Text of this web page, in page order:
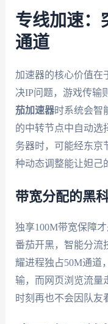
专线加速：
通道
加速器的核心价值在
决IP问题，游戏传输
茄加速器时系统会智
的中转节点中自动选
务器时，可能经东京
种动态调整能让妲己
带宽分配的黑
独享100M带宽保障
番茄开黑，智能分流
耀进程独占50M通道
输，而网页浏览流量
时刻再也不会因队友